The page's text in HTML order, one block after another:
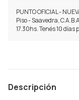
PUNTO OFICIAL -
Piso - Saavedra,
17.30hs. Tenés 10
Descripción